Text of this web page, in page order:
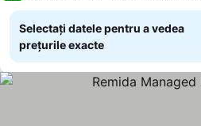
Selectați datele pentru a vedea
prețurile exacte